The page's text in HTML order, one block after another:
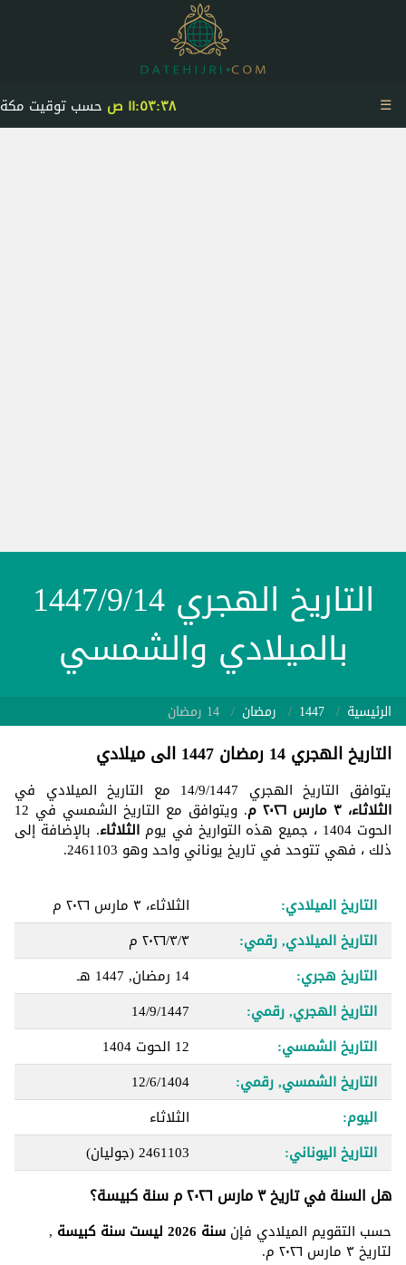
١١:٥٣:٣٨ ص حسب توقيت مكة ☰
التاريخ الهجري 1447/9/14
بالميلادي والشمسي
الرئيسية 1447 رمضان 14 رمضان
التاريخ الهجري 14 رمضان 1447 الى ميلادي
يتوافق التاريخ الهجري 14/9/1447 مع التاريخ الميلادي في
الثلاثاء، ٣ مارس ٢٠٢٦ م . ويتوافق مع التاريخ الشمسي في 12
الحوت 1404 ، جميع هذه التواريخ في يوم الثلاثاء. بالإضافة إلى
ذلك ، فهي تتوحد في تاريخ يوناني واحد وهو 2461103.
التاريخ الميلادي:
الثلاثاء، ٣ مارس ٢٠٢٦ م
التاريخ الميلادي, رقمي:
٣‏/٣‏/٢٠٢٦ م
التاريخ هجري:
14 رمضان, 1447 هـ
التاريخ الهجري, رقمي:
14/9/1447
التاريخ الشمسي:
12 الحوت 1404
التاريخ الشمسي, رقمي:
12/6/1404
اليوم:
الثلاثاء
التاريخ اليوناني:
2461103(جوليان)
هل السنة في تاريخ ٣ مارس ٢٠٢٦ م سنة كبيسة؟
حسب التقويم الميلادي فإن سنة 2026 ليست سنة كبيسة ,
لتاريخ ٣ مارس ٢٠٢٦ م.